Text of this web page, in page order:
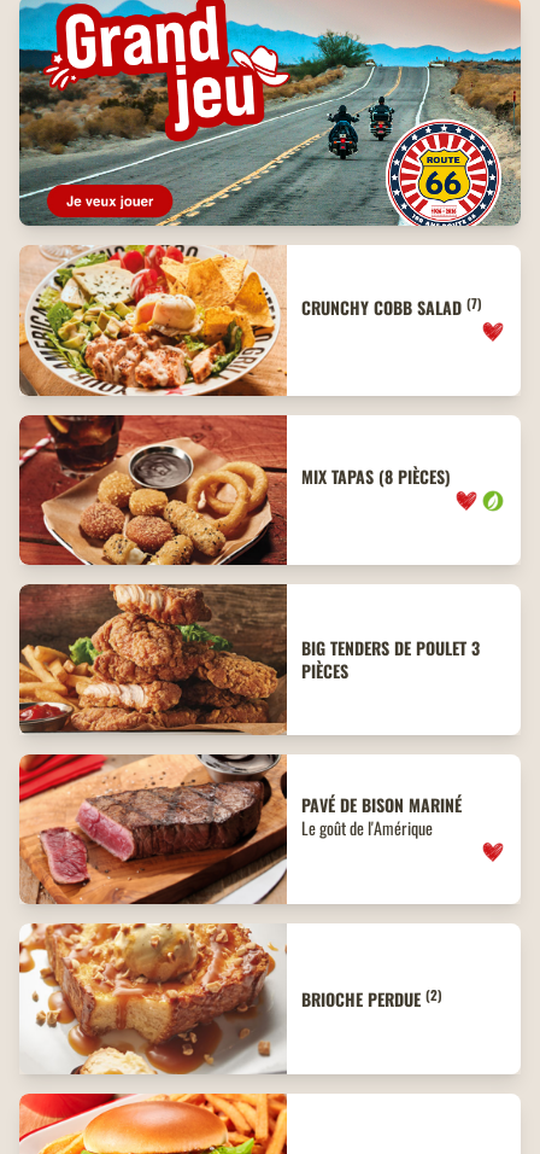
CRUNCHY COBB SALAD (7)
MIX TAPAS (8 PIÈCES)
BIG TENDERS DE POULET 3
PIÈCES
PAVÉ DE BISON MARINÉ
Le goût de l'Amérique
BRIOCHE PERDUE (2)